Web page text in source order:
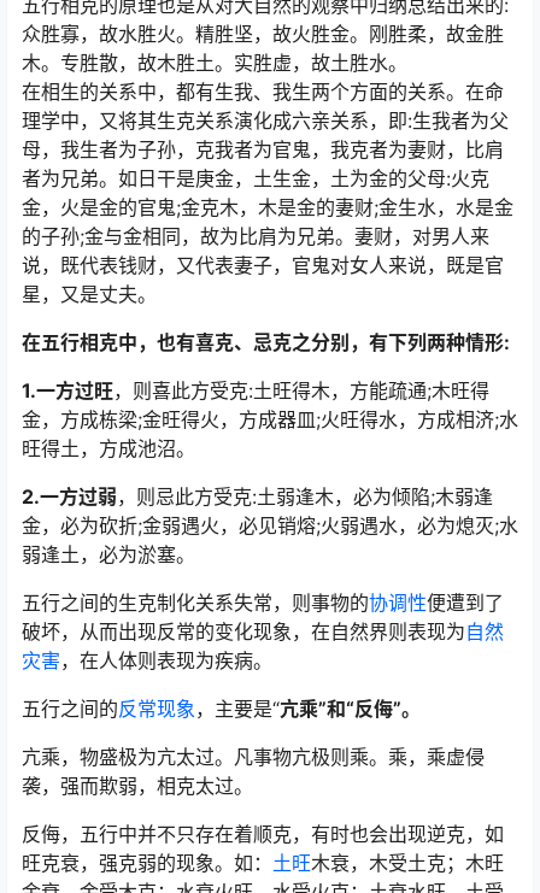
众胜寡，故水胜火。精胜坚，故火胜金。刚胜柔，故金胜
木。专胜散，故木胜土。实胜虚，故土胜水。
在相生的关系中，都有生我、我生两个方面的关系。在命
理学中，又将其生克关系演化成六亲关系，即:生我者为父
母，我生者为子孙，克我者为官鬼，我克者为妻财，比肩
者为兄弟。如日干是庚金，土生金，土为金的父母:火克
金，火是金的官鬼;金克木，木是金的妻财;金生水，水是金
的子孙;金与金相同，故为比肩为兄弟。妻财，对男人来
说，既代表钱财，又代表妻子，官鬼对女人来说，既是官
星，又是丈夫。
在五行相克中，也有喜克、忌克之分别，有下列两种情形:
1.一方过旺，则喜此方受克:土旺得木，方能疏通;木旺得
金，方成栋梁;金旺得火，方成器皿;火旺得水，方成相济;水
旺得土，方成池沼。
2.一方过弱，则忌此方受克:土弱逢木，必为倾陷;木弱逢
金，必为砍折;金弱遇火，必见销熔;火弱遇水，必为熄灭;水
弱逢土，必为淤塞。
五行之间的生克制化关系失常，则事物的协调性便遭到了
破坏，从而出现反常的变化现象，在自然界则表现为自然
灾害，在人体则表现为疾病。
五行之间的反常现象 ，主要是“亢乘”和“反侮”。
亢乘，物盛极为亢太过。凡事物亢极则乘。乘，乘虚侵
袭，强而欺弱，相克太过。
反侮，五行中并不只存在着顺克，有时也会出现逆克，如
旺克衰，强克弱的现象。如： 土旺木衰，木受土克；木旺